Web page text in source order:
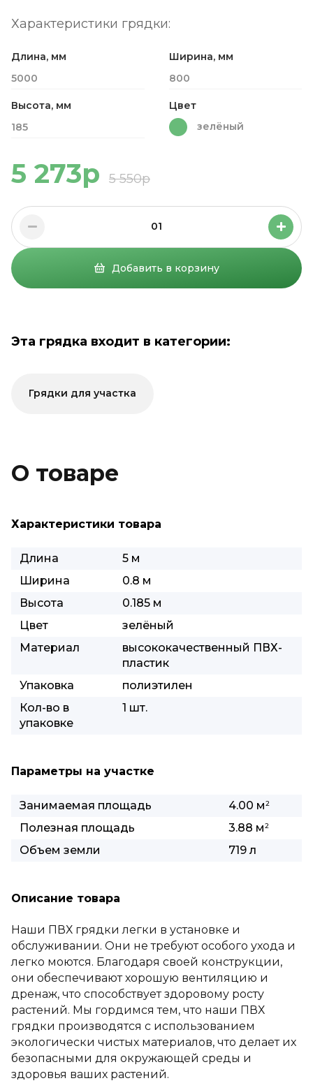
Характеристики грядки:
Длина, мм
5000
Ширина, мм
800
Высота, мм
185
Цвет
зелёный
5 273р 5 550р
01
Добавить в корзину
Эта грядка входит в категории:
Грядки для участка
О товаре
Характеристики товара
Длина
5 м
Ширина
0.8 м
Высота
0.185 м
Цвет
зелёный
Материал
высококачественный ПВХ-
пластик
Упаковка
полиэтилен
Кол-во в
упаковке
1 шт.
Параметры на участке
Занимаемая площадь 4.00 м2
Полезная площадь 3.88 м2
Объем земли 719 л
Описание товара
Наши ПВХ грядки легки в установке и
обслуживании. Они не требуют особого ухода и
легко моются. Благодаря своей конструкции,
они обеспечивают хорошую вентиляцию и
дренаж, что способствует здоровому росту
растений. Мы гордимся тем, что наши ПВХ
грядки производятся с использованием
экологически чистых материалов, что делает их
безопасными для окружающей среды и
здоровья ваших растений.